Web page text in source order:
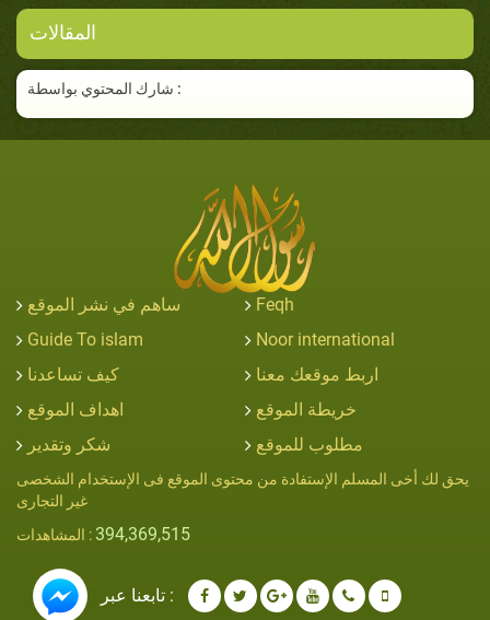
المقالات
شارك المحتوي بواسطة :
ساهم في نشر الموقع
Feqh
Guide To islam
Noor international
كيف تساعدنا
اربط موقعك معنا
اهداف الموقع
خريطة الموقع
شكر وتقدير
مطلوب للموقع
يحق لك أخى المسلم الإستفادة من محتوى الموقع فى الإستخدام الشخصى
غير التجارى
المشاهدات : 394,369,515
تابعنا عبر :